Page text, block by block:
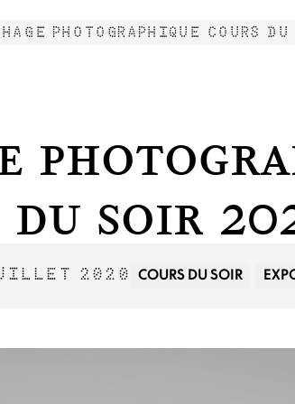
PHOTOGRAPHIQUE COURS
soir
2020 COURS DU SOIR